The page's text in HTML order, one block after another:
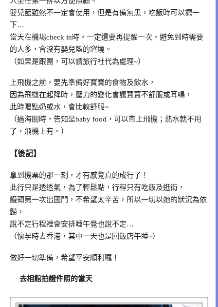
嬰兒籃雖然不一定會使用，但是有備無患，吃飯時可以擺一
下…
當天在機場check in時，一定還要再提醒一次，避免到時需要
的人多，會沒有嬰兒籃的窘境。
（如果是跟團，可以請旅行社代為處理~）
上飛機之前，要先準備好寶寶的食物及飲水，
因為飛機在起降時，壓力的變化會讓寶寶不舒服或耳鳴，
此時喝點奶或水，會比較舒服~
（過海關時，告知是baby food，可以帶上飛機；熱水就不用
了，飛機上有。）
【後記】
拿到機票的那一刻，才有感覺真的成行了！
此行只是透透氣，為了輕鬆點，行程只有吃飯及逛街，
饅頭第一次出國門，不希望太辛苦，所以一切以她的狀況為依
歸，
說不定行程裡會安排睡午覺也說不定…
（懷孕時去香港，其中一天也是回飯店午睡~）
做好一切準備，希望平安順利囉！
去相館拍證件照的當天